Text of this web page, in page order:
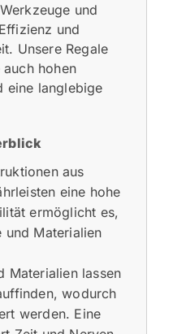
und
und
Unsere Regale
hohen
eine langlebige
aus
eine hohe
ermöglicht es,
und Materialien
Materialien lassen
wodurch
werden. Eine